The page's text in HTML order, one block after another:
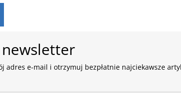
adres e-mail i otrzymuj bezpłatnie najciekawsze